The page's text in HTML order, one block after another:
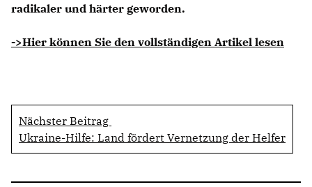
radikaler und härter geworden.
->Hier können Sie den vollständigen Artikel lesen
Nächster Beitrag
Ukraine-Hilfe: Land fördert Vernetzung der Helfer